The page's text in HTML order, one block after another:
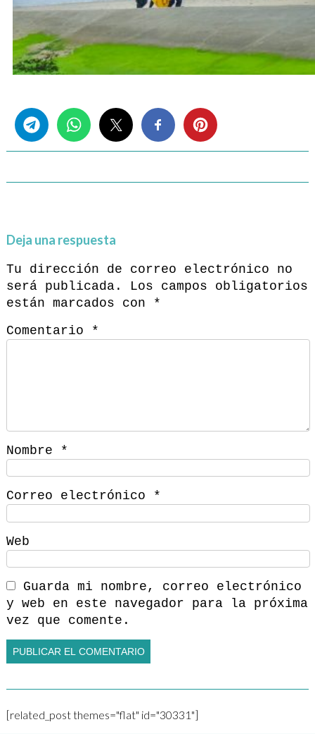
Deja una respuesta
Tu dirección de correo electrónico no
será publicada.
Los campos obligatorios
están marcados con
*
Comentario
*
Nombre *
Correo electrónico *
Web
Guarda mi nombre, correo electrónico
y web en este navegador para la próxima
vez que comente.
[related_post themes="flat" id="30331"]